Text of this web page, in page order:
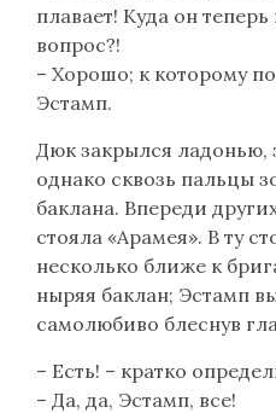
плавает! Куда он
вопрос?!
– Хорошо; к которому
Эстамп.
Дюк закрылся ладонью,
однако сквозь пальцы
баклана. Впереди
стояла «Арамея». В ту
несколько ближе к
ныряя баклан; Эстамп
самолюбиво блеснув
– Есть! – кратко
– Да, да, Эстамп, все!